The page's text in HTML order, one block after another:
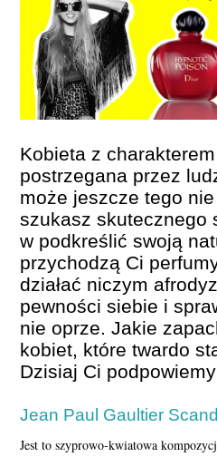
SKLEP
Kobieta z
postrzegana przez
może jeszcze tego nie
szukasz skutecznego
w podkreślić swoją
przychodzą Ci
działać niczym
pewności siebie i
nie oprze. Jakie
kobiet, które twardo
Dzisiaj Ci podpowiemy
Jean Paul Gaultier
Jest to szyprowo-kwiatowa